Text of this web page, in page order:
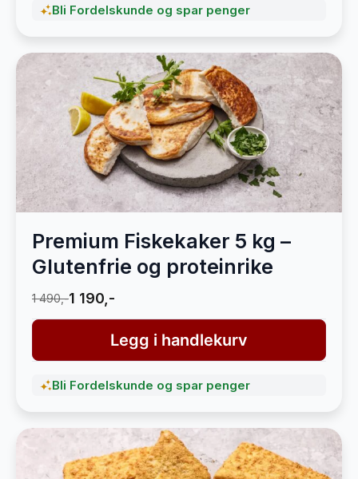
Bli Fordelskunde og spar penger
Premium Fiskekaker 5 kg –
Glutenfrie og proteinrike
1 490,-1 190,-
Legg i handlekurv
Bli Fordelskunde og spar penger